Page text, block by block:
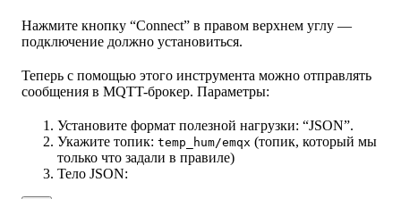
Нажмите кнопку “Connect” в правом верхнем углу —
подключение должно установиться.
Теперь с помощью этого инструмента можно отправлять
сообщения в MQTT-брокер. Параметры:
Установите формат полезной нагрузки: “JSON”.
Укажите топик: temp_hum/emqx (топик, который мы
только что задали в правиле)
Тело JSON: